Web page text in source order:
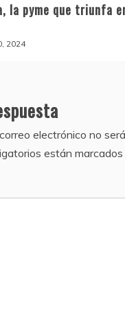
la pyme que triunfa
2024
electrónico no
están marcados